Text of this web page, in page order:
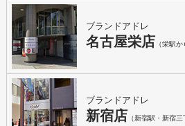
ブランドアドレ
名古屋栄店 （栄駅か
ブランドアドレ
新宿店 （新宿駅・新宿